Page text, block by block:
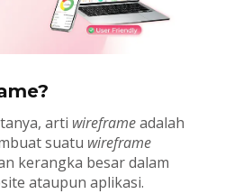
arti wireframeadalah
suatu wireframe
kerangka besar dalam
ataupun aplikasi.